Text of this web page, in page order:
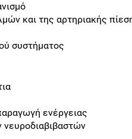
και της αρτηριακής
συστήματος
ενέργειας
νευροδιαβιβαστών